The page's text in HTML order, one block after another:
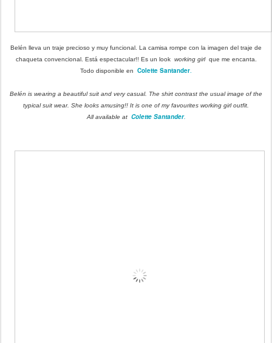
Belén lleva un traje precioso y muy funcional. La camisa rompe con la imagen del traje de
chaqueta convencional. Está espectacular!! Es un look working girl que me encanta.
Todo disponible en Colette Santander.
Belén is wearing a beautiful suit and very casual. The shirt contrast the usual image of the
typical suit wear. She looks amusing!! It is one of my favourites working girl outfit.
All available at Colette Santander.